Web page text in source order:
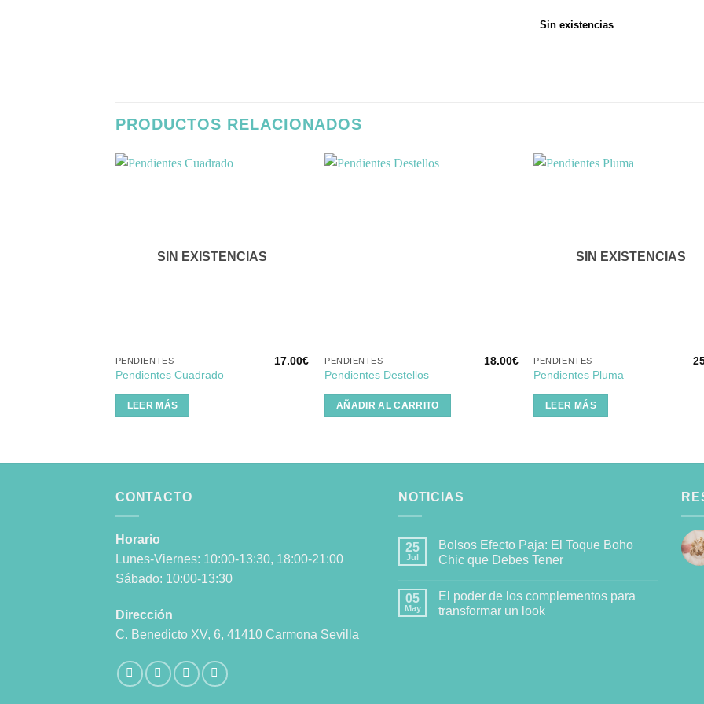
Sin existencias
PRODUCTOS RELACIONADOS
deseos
SIN EXISTENCIAS
PENDIENTES
Pendientes Cuadrado
17.00€
LEER MÁS
PENDIENTES
Pendientes Destellos
18.00€
AÑADIR AL CARRITO
SIN EXISTENCIAS
PENDIENTES
Pendientes Pluma
LEER MÁS
CONTACTO
Horario
Lunes-Viernes: 10:00-13:30, 18:00-21:00
Sábado: 10:00-13:30
Dirección
C. Benedicto XV, 6, 41410 Carmona Sevilla
NOTICIAS
25
Jul
Bolsos Efecto Paja: El Toque Boho
Chic que Debes Tener
05
May
El poder de los complementos para
transformar un look